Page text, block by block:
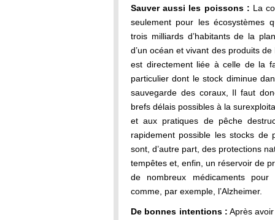
Sauver aussi les poissons : La
seulement pour les écosystèmes
trois milliards d’habitants de la
d’un océan et vivant des produits
est directement liée à celle de la
particulier dont le stock diminue
sauvegarde des coraux, Il faut
brefs délais possibles à la
et aux pratiques de pêche
rapidement possible les stocks de
sont, d’autre part, des protections
tempêtes et, enfin, un réservoir de
de nombreux médicaments pour
comme, par exemple, l’Alzheimer.
De bonnes intentions : Après